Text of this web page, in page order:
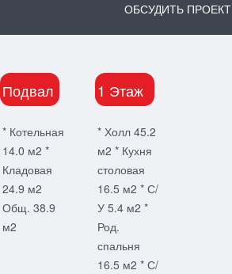
ОБСУДИТЬ ПРОЕКТ
Подвал
* Котельная
14.0 м2 *
Кладовая
24.9 м2
Общ. 38.9
м2
1 Этаж
* Холл 45.2
м2 * Кухня
столовая
16.5 м2 * С/
У 5.4 м2 *
Род.
спальня
16.5 м2 * С/